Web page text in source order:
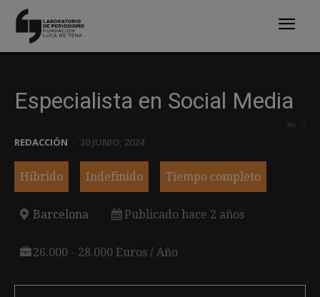
Especialista en Social Media
REDACCIÓN 30 JUNIO, 2024
Híbrido Indefinido Tiempo completo
Barcelona Publicado hace 2 años
26.000 - 28.000 Euros / Año